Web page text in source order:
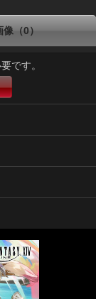
像（0）
です。